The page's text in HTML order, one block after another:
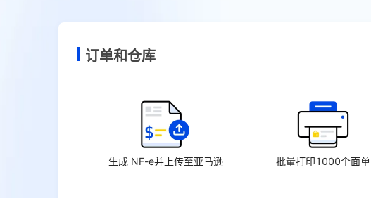
订单和仓库
生成 NF-e并上传至亚马逊 批量打印1000个面单